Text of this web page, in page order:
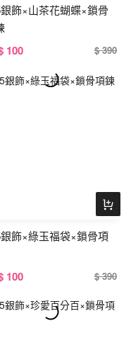
飾×山茶花蝴蝶×鎖骨
100 $ 390
飾×綠玉福袋×鎖骨項
100 $ 390